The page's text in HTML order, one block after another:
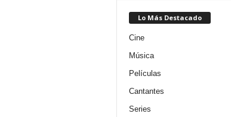
Lo Más Destacado
Cine
Música
Películas
Cantantes
Series